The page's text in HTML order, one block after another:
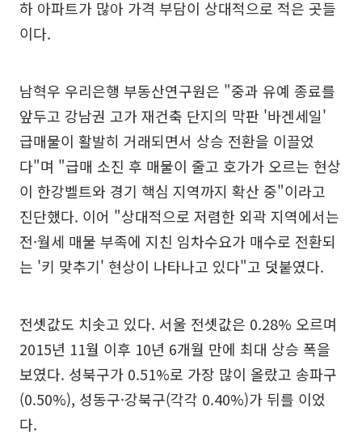
하 아파트가 많아 가격 부담이 상대적으로 적은 곳들
이다.
남혁우 우리은행 부동산연구원은 "중과 유예 종료를
앞두고 강남권 고가 재건축 단지의 막판 '바겐세일'
급매물이 활발히 거래되면서 상승 전환을 이끌었
다"며 "급매 소진 후 매물이 줄고 호가가 오르는 현상
이 한강벨트와 경기 핵심 지역까지 확산 중"이라고
진단했다. 이어 "상대적으로 저렴한 외곽 지역에서는
전·월세 매물 부족에 지친 임차수요가 매수로 전환되
는 '키 맞추기' 현상이 나타나고 있다"고 덧붙였다.
전셋값도 치솟고 있다. 서울 전셋값은 0.28% 오르며
2015년 11월 이후 10년 6개월 만에 최대 상승 폭을
보였다. 성북구가 0.51%로 가장 많이 올랐고 송파구
(0.50%), 성동구·강북구(각각 0.40%)가 뒤를 이었
다.